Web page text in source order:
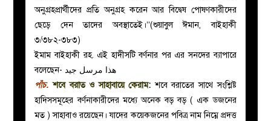
অনুগ্রহপ্রার্থীদের প্রতি অনুগ্রহ করেন আর বিদ্বেষ পোষণকারীদের
ছেড়ে দেন তাদের অবস্থাতেই।’’(শুয়াবুল ঈমান, বাইহাকী
৩/৩৮২-৩৮৩)
ইমাম বাইহাকী রহ. এই হাদীসটি বর্ণনার পর এর সনদের ব্যাপারে
বলেছেন- هذا مرسل جيد
পাঁচ.শবে বরাত ও সাহাবায়ে কেরাম: শবে বরাতের সাথে সংশ্লিষ্ট
হাদিসসমূহের বর্ণনাকারীদের মধ্যে অনেক বড় বড় ( এক ডজনের
মত ) সাহাবাও রয়েছেন। যাদের কয়েকজনের পবিত্র নাম নিম্নে প্রদত্ত